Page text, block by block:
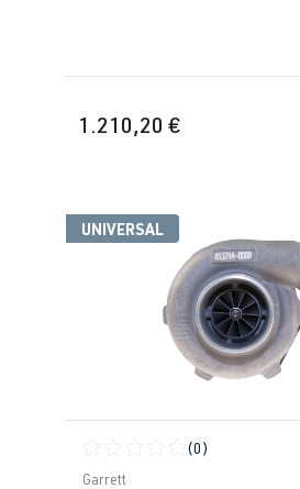
1.210,20 €
UNIVERSAL
Calificación promedio de 0
(0)
Garrett